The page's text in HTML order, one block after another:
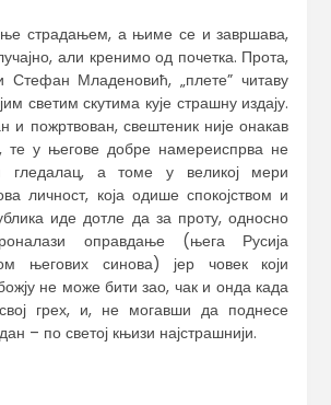
страдањем, а њиме се и завршава,
али кренимо од почетка. Прота,
Стефан Младеновић, „плете” читаву
светим скутима кује страшну издају.
и пожртвован, свештеник није онакав
те у његове добре намереиспрва не
а томе у великој мери
личност, која одише спокојством и
иде дотле да за проту, односно
оправдање (њега Русија
његових синова) јер човек који
не може бити зао, чак и онда када
грех, и, не могавши да поднесе
– по светој књизи најстрашнији.